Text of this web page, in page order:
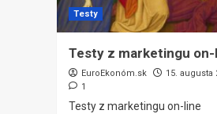
Testy
Testy z marketingu on-
EuroEkonóm.sk
15. augusta
1
Testy z marketingu on-line